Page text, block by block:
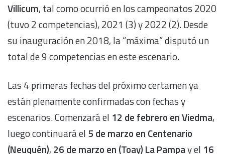
Villicum, tal como ocurrió en los campeonatos 2020
(tuvo 2 competencias), 2021 (3) y 2022 (2). Desde
su inauguración en 2018, la “máxima” disputó un
total de 9 competencias en este escenario.
Las 4 primeras fechas del próximo certamen ya
están plenamente confirmadas con fechas y
escenarios. Comenzará el 12 de febrero en Viedma,
luego continuará el 5 de marzo en Centenario
(Neuquén), 26 de marzo en (Toay) La Pampay el 16